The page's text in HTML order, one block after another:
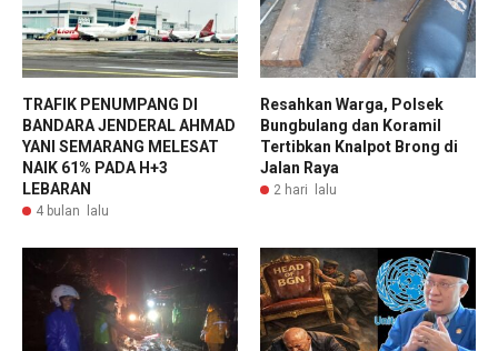
TRAFIK PENUMPANG DI
BANDARA JENDERAL AHMAD
YANI SEMARANG MELESAT
NAIK 61% PADA H+3
LEBARAN
4 bulan lalu
Resahkan Warga, Polsek
Bungbulang dan Koramil
Tertibkan Knalpot Brong di
Jalan Raya
2 hari lalu